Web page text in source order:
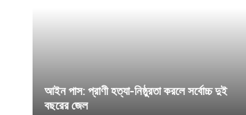
আইন পাস: প্রাণী হত্যা-নিষ্ঠুরতা করলে সর্বোচ্চ দুই
বছরের জেল